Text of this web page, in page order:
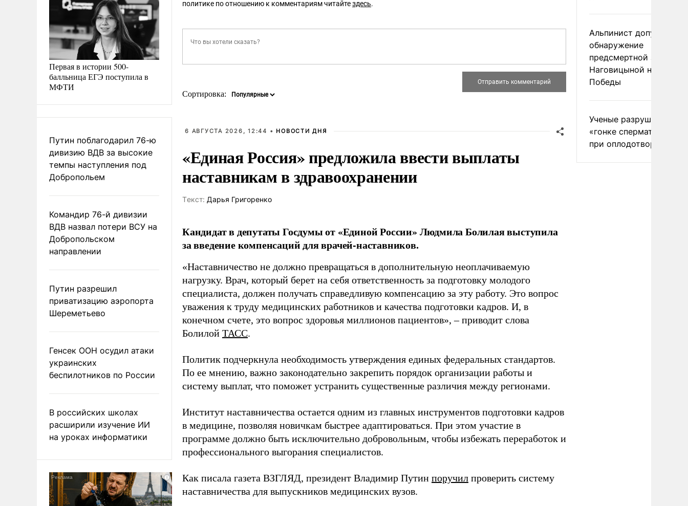
Первая в истории 500-
балльница ЕГЭ поступила в
МФТИ
Путин поблагодарил 76-ю
дивизию ВДВ за высокие
темпы наступления под
Добропольем
Командир 76-й дивизии
ВДВ назвал потери ВСУ на
Добропольском
направлении
Путин разрешил
приватизацию аэропорта
Шереметьево
Генсек ООН осудил атаки
украинских
беспилотников по России
В российских школах
расширили изучение ИИ
на уроках информатики
политике по отношению к комментариям читайтездесь.
Сортировка:
6 АВГУСТА 2026, 12:44 • НОВОСТИ ДНЯ
«Единая Россия» предложила ввести выплаты
наставникам в здравоохранении
Tекст: Дарья Григоренко
Кандидат в депутаты Госдумы от «Единой России» Людмила Болилая выступила
за введение компенсаций для врачей-наставников.
«Наставничество не должно превращаться в дополнительную неоплачиваемую
нагрузку. Врач, который берет на себя ответственность за подготовку молодого
специалиста, должен получать справедливую компенсацию за эту работу. Это вопрос
уважения к труду медицинских работников и качества подготовки кадров. И, в
конечном счете, это вопрос здоровья миллионов пациентов», – приводит слова
Болилой ТАСС.
Политик подчеркнула необходимость утверждения единых федеральных стандартов.
По ее мнению, важно законодательно закрепить порядок организации работы и
систему выплат, что поможет устранить существенные различия между регионами.
Институт наставничества остается одним из главных инструментов подготовки кадров
в медицине, позволяя новичкам быстрее адаптироваться. При этом участие в
программе должно быть исключительно добровольным, чтобы избежать переработок и
профессионального выгорания специалистов.
Как писала газета ВЗГЛЯД, президент Владимир Путин поручил проверить систему
наставничества для выпускников медицинских вузов.
Альпинист допустил
обнаружение
предсмертной записки
Наговицыной на пике
Победы
Ученые разрушили миф
«гонке
при оплодотворении